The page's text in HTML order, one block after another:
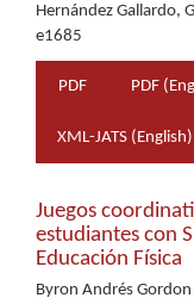
Hernández Gallardo,
e1685
PDF PDF
XML-JATS (English)
Juegos
estudiantes con
Educación Física
Byron Andrés